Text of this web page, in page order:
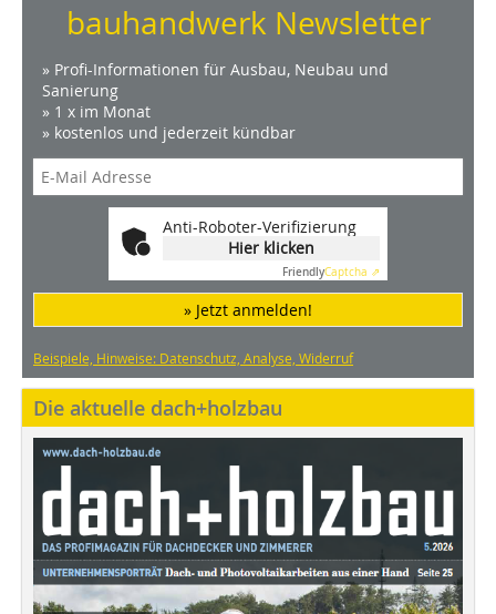
bauhandwerk Newsletter
» Profi-Informationen für Ausbau, Neubau und
Sanierung
» 1 x im Monat
» kostenlos und jederzeit kündbar
Anti-Roboter-Verifizierung
Hier klicken
FriendlyCaptcha ⇗
» Jetzt anmelden!
Beispiele, Hinweise: Datenschutz, Analyse, Widerruf
Die aktuelle dach+holzbau